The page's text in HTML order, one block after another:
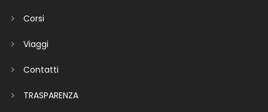
Corsi
Viaggi
Contatti
TRASPARENZA